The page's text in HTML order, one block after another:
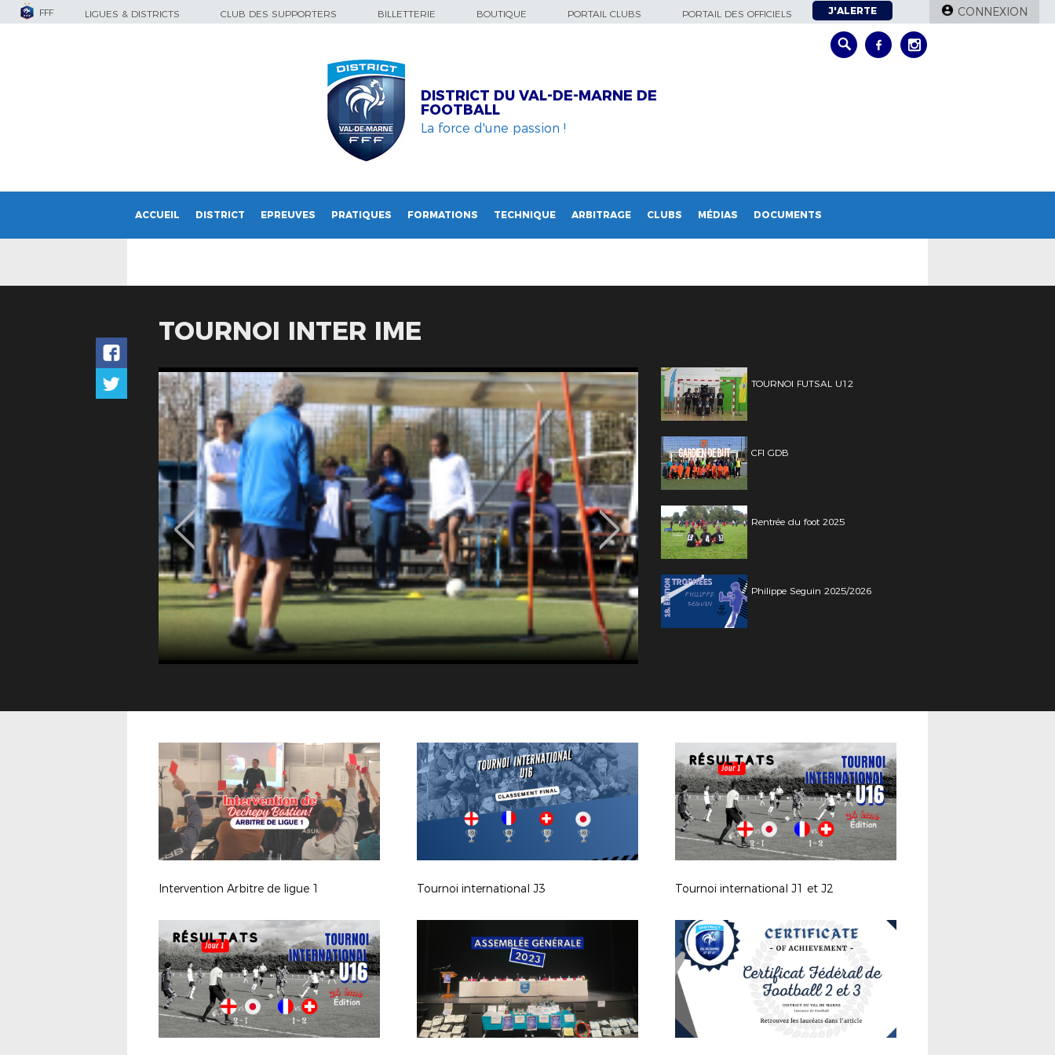
FFF LIGUES & DISTRICTS CLUB DES SUPPORTERS BILLETTERIE BOUTIQUE PORTAIL CLUBS PORTAIL DES OFFICIELS J'ALERTE CONNEXION
DISTRICT DU VAL-DE-MARNE DE
FOOTBALL
La force d'une passion !
ACCUEIL DISTRICT EPREUVES PRATIQUES FORMATIONS TECHNIQUE ARBITRAGE CLUBS MÉDIAS DOCUMENTS
TOURNOI INTER IME
TOURNOI FUTSAL U12
CFI GDB
Rentrée du foot 2025
Philippe Seguin 2025/2026
Intervention Arbitre de ligue 1 Tournoi international J3 Tournoi international J1 et J2